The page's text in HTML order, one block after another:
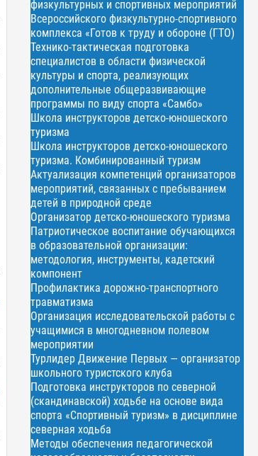
физкультурных и спортивных мероприятий
Всероссийского физкультурно-спортивного
комплекса «Готов к труду и обороне (ГТО)
Технико-тактическая подготовка
специалистов в области физической
культуры и спорта, реализующих
дополнительные общеразвивающие
программы по виду спорта «Самбо»
Школа инструкторов детско-юношеского
туризма
Школа инструкторов детско-юношеского
туризма. Комбинированный туризм
Актуализация компетенций организаторов
мероприятий, связанных с пребыванием
детей в природной среде
Организатор детско-юношеского туризма
Патриотическое воспитание обучающихся
в образовательной организации:
методология, инструменты, кадетский
компонент
Профилактика дорожно-транспортного
травматизма
Организация исследовательской работы с
учащимися в многодневном полевом
мероприятии
Турлидер Движение Первых — организатор
школьного туристского клуба
Подготовка инструкторов по северной
(скандинавской) ходьбе на основе вида
спорта «Спортивный туризм» в дисциплине
северная ходьба
Методы обеспечения педагогической